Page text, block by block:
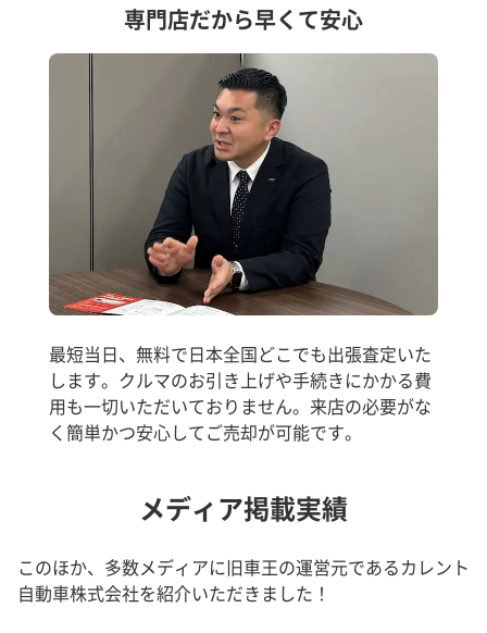
専門店だから早くて安心
最短当日、無料で日本全国どこでも出張査定いた
します。クルマのお引き上げや手続きにかかる費
用も一切いただいておりません。来店の必要がな
く簡単かつ安心してご売却が可能です。
メディア掲載実績
このほか、多数メディアに旧車王の運営元であるカレント
自動車株式会社を紹介いただきました！